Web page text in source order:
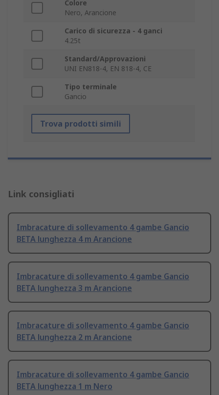
Colore
Nero, Arancione
Carico di sicurezza - 4 ganci
4.25t
Standard/Approvazioni
UNI EN818-4, EN 818-4, CE
Tipo terminale
Gancio
Trova prodotti simili
Link consigliati
Imbracature di sollevamento 4 gambe Gancio
BETA lunghezza 4 m Arancione
Imbracature di sollevamento 4 gambe Gancio
BETA lunghezza 3 m Arancione
Imbracature di sollevamento 4 gambe Gancio
BETA lunghezza 2 m Arancione
Imbracature di sollevamento 4 gambe Gancio
BETA lunghezza 1 m Nero